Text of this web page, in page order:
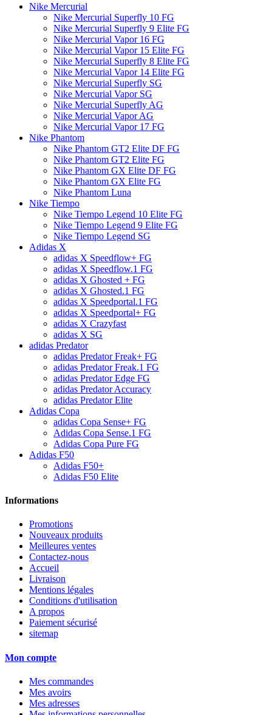
Nike Mercurial
Nike Mercurial Superfly 10 FG
Nike Mercurial Superfly 9 Elite FG
Nike Mercurial Vapor 16 FG
Nike Mercurial Vapor 15 Elite FG
Nike Mercurial Superfly 8 Elite FG
Nike Mercurial Vapor 14 Elite FG
Nike Mercurial Superfly SG
Nike Mercurial Vapor SG
Nike Mercurial Superfly AG
Nike Mercurial Vapor AG
Nike Mercurial Vapor 17 FG
Nike Phantom
Nike Phantom GT2 Elite DF FG
Nike Phantom GT2 Elite FG
Nike Phantom GX Elite DF FG
Nike Phantom GX Elite FG
Nike Phantom Luna
Nike Tiempo
Nike Tiempo Legend 10 Elite FG
Nike Tiempo Legend 9 Elite FG
Nike Tiempo Legend SG
Adidas X
adidas X Speedflow+ FG
adidas X Speedflow.1 FG
adidas X Ghosted + FG
adidas X Ghosted.1 FG
adidas X Speedportal.1 FG
adidas X Speedportal+ FG
adidas X Crazyfast
adidas X SG
adidas Predator
adidas Predator Freak+ FG
adidas Predator Freak.1 FG
adidas Predator Edge FG
adidas Predator Accuracy
adidas Predator Elite
Adidas Copa
adidas Copa Sense+ FG
Adidas Copa Sense.1 FG
Adidas Copa Pure FG
Adidas F50
Adidas F50+
Adidas F50 Elite
Informations
Promotions
Nouveaux produits
Meilleures ventes
Contactez-nous
Accueil
Livraison
Mentions légales
Conditions d'utilisation
A propos
Paiement sécurisé
sitemap
Mon compte
Mes commandes
Mes avoirs
Mes adresses